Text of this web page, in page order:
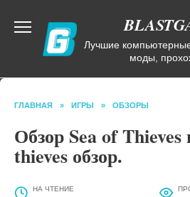
содержанию
Лучшие
моды,
ГЛАВНАЯ » ИГРЫ » ОБЗОРЫ
Обзор Sea of Thieves
thieves обзор.
НА ЧТЕНИЕ